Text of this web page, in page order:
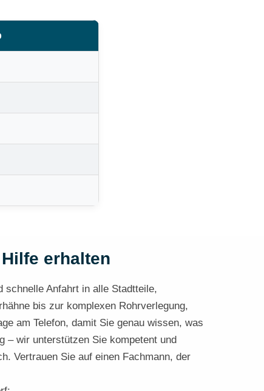
erhalten
schnelle Anfahrt in alle Stadtteile,
bis zur komplexen Rohrverlegung,
am Telefon, damit Sie genau wissen, was
– wir unterstützen Sie kompetent und
Vertrauen Sie auf einen Fachmann, der